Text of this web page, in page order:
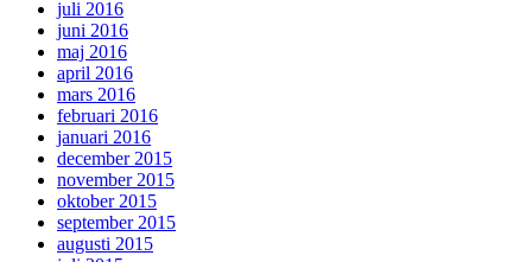
juli 2016
juni 2016
maj 2016
april 2016
mars 2016
februari 2016
januari 2016
december 2015
november 2015
oktober 2015
september 2015
augusti 2015